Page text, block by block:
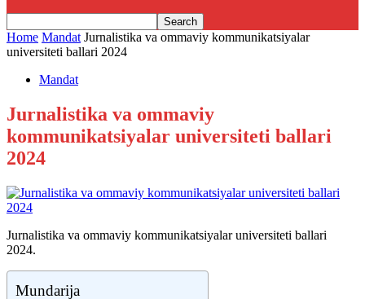
Home Mandat Jurnalistika va ommaviy kommunikatsiyalar
universiteti ballari 2024
Mandat
Jurnalistika va ommaviy
kommunikatsiyalar universiteti ballari
2024
Jurnalistika va ommaviy kommunikatsiyalar universiteti ballari
2024.
Mundarija